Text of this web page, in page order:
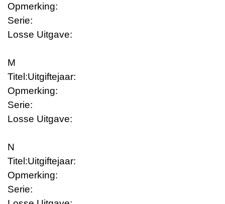
Opmerking:
Serie:
Losse Uitgave:
M
Titel:Uitgiftejaar:
Opmerking:
Serie:
Losse Uitgave:
N
Titel:Uitgiftejaar:
Opmerking:
Serie: